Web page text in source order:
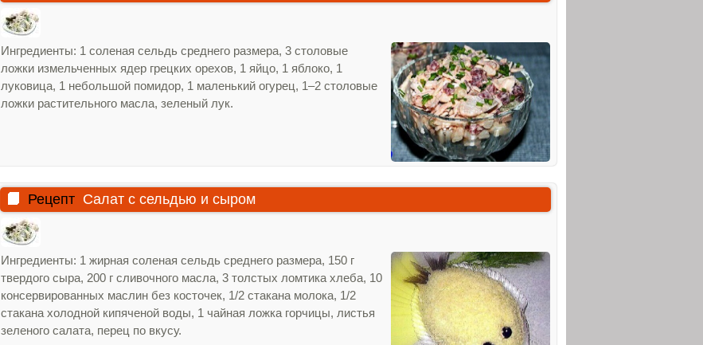
Ингредиенты: 1 соленая сельдь среднего размера, 3 столовые
ложки измельченных ядер грецких орехов, 1 яйцо, 1 яблоко, 1
луковица, 1 небольшой помидор, 1 маленький огурец, 1–2 столовые
ложки растительного масла, зеленый лук.
Рецепт Салат с сельдью и сыром
Ингредиенты: 1 жирная соленая сельдь среднего размера, 150 г
твердого сыра, 200 г сливочного масла, 3 толстых ломтика хлеба, 10
консервированных маслин без косточек, 1/2 стакана молока, 1/2
стакана холодной кипяченой воды, 1 чайная ложка горчицы, листья
зеленого салата, перец по вкусу.